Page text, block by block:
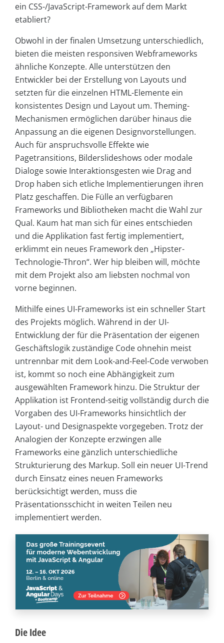
ein CSS-/JavaScript-Framework auf dem Markt
etabliert?
Obwohl in der finalen Umsetzung unterschiedlich,
bieten die meisten responsiven Webframeworks
ähnliche Konzepte. Alle unterstützen den
Entwickler bei der Erstellung von Layouts und
setzten für die einzelnen HTML-Elemente ein
konsistentes Design und Layout um. Theming-
Mechanismen ermöglichen darüber hinaus die
Anpassung an die eigenen Designvorstellungen.
Auch für anspruchsvolle Effekte wie
Pagetransitions, Bilderslideshows oder modale
Dialoge sowie Interaktionsgesten wie Drag and
Drop haben sich etliche Implementierungen ihren
Platz geschaffen. Die Fülle an verfügbaren
Frameworks und Bibliotheken macht die Wahl zur
Qual. Kaum hat man sich für eines entschieden
und die Applikation fast fertig implementiert,
erklimmt ein neues Framework den „Hipster-
Technologie-Thron“. Wer hip bleiben will, möchte
mit dem Projekt also am liebsten nochmal von
vorne beginnen.
Mithilfe eines UI-Frameworks ist ein schneller Start
des Projekts möglich. Während in der UI-
Entwicklung der für die Präsentation der eigenen
Geschäftslogik zuständige Code ohnehin meist
untrennbar mit dem Look-and-Feel-Code verwoben
ist, kommt so noch eine Abhängigkeit zum
ausgewählten Framework hinzu. Die Struktur der
Applikation ist Frontend-seitig vollständig durch die
Vorgaben des UI-Frameworks hinsichtlich der
Layout- und Designaspekte vorgegeben. Trotz der
Analogien der Konzepte erzwingen alle
Frameworks eine gänzlich unterschiedliche
Strukturierung des Markup. Soll ein neuer UI-Trend
durch Einsatz eines neuen Frameworks
berücksichtigt werden, muss die
Präsentationsschicht in weiten Teilen neu
implementiert werden.
Die Idee